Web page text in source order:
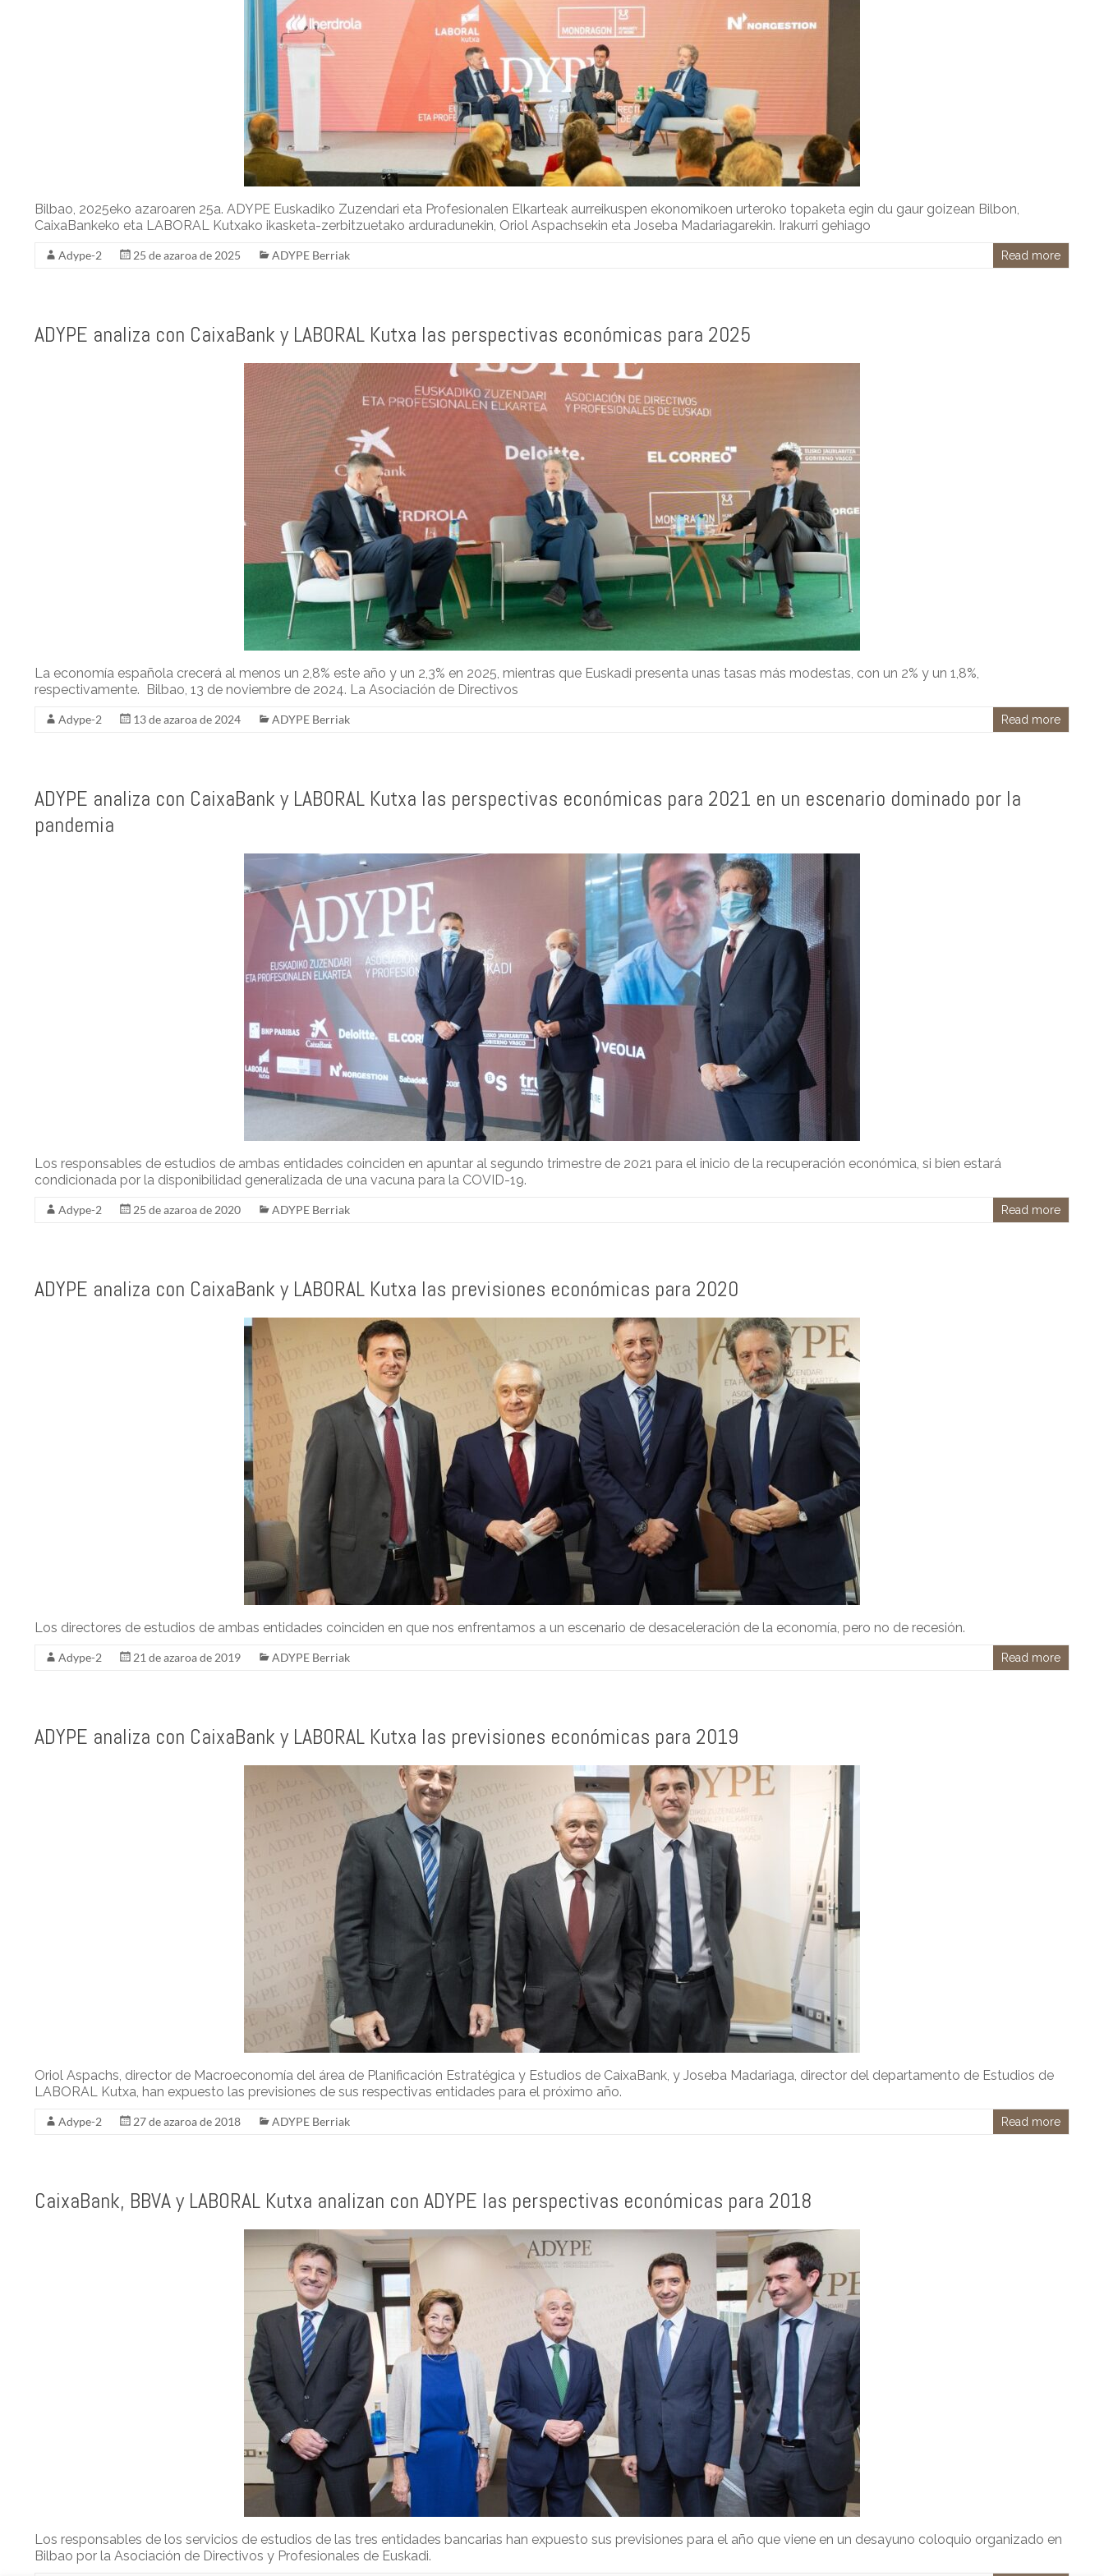
Bilbao, 2025eko azaroaren 25a. ADYPE Euskadiko Zuzendari eta Profesionalen Elkarteak aurreikuspen ekonomikoen urteroko topaketa egin du gaur goizean Bilbon,
CaixaBankeko eta LABORAL Kutxako ikasketa-zerbitzuetako arduradunekin, Oriol Aspachsekin eta Joseba Madariagarekin. Irakurri gehiago
Adype-2 25 de azaroa de 2025 ADYPE Berriak Read more
ADYPE analiza con CaixaBank y LABORAL Kutxa las perspectivas económicas para 2025
La economía española crecerá al menos un 2,8% este año y un 2,3% en 2025, mientras que Euskadi presenta unas tasas más modestas, con un 2% y un 1,8%,
respectivamente. Bilbao, 13 de noviembre de 2024. La Asociación de Directivos
Adype-2 13 de azaroa de 2024 ADYPE Berriak Read more
ADYPE analiza con CaixaBank y LABORAL Kutxa las perspectivas económicas para 2021 en un escenario dominado por la
pandemia
Los responsables de estudios de ambas entidades coinciden en apuntar al segundo trimestre de 2021 para el inicio de la recuperación económica, si bien estará
condicionada por la disponibilidad generalizada de una vacuna para la COVID-19.
Adype-2 25 de azaroa de 2020 ADYPE Berriak Read more
ADYPE analiza con CaixaBank y LABORAL Kutxa las previsiones económicas para 2020
Los directores de estudios de ambas entidades coinciden en que nos enfrentamos a un escenario de desaceleración de la economía, pero no de recesión.
Adype-2 21 de azaroa de 2019 ADYPE Berriak Read more
ADYPE analiza con CaixaBank y LABORAL Kutxa las previsiones económicas para 2019
Oriol Aspachs, director de Macroeconomía del área de Planificación Estratégica y Estudios de CaixaBank, y Joseba Madariaga, director del departamento de Estudios de
LABORAL Kutxa, han expuesto las previsiones de sus respectivas entidades para el próximo año.
Adype-2 27 de azaroa de 2018 ADYPE Berriak Read more
CaixaBank, BBVA y LABORAL Kutxa analizan con ADYPE las perspectivas económicas para 2018
Los responsables de los servicios de estudios de las tres entidades bancarias han expuesto sus previsiones para el año que viene en un desayuno coloquio organizado en
Bilbao por la Asociación de Directivos y Profesionales de Euskadi.